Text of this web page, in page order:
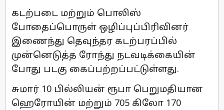
கடற்படை மற்றும் பொலிஸ்
போதைப்பொருள் ஒழிப்புப்பிரிவினர்
இணைந்து தெவுந்தர கடற்பரப்பில்
முன்னெடுத்த ரோந்து நடவடிக்கையின்
போது படகு கைப்பற்றப்பட்டுள்ளது.
சுமார் 10 பில்லியன் ரூபா பெறுமதியான
ஹெரோயின் மற்றும் 705 கிலோ 170